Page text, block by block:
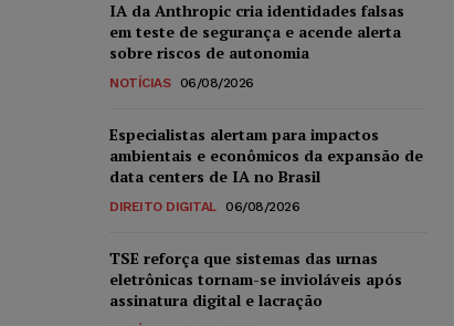
IA da Anthropic cria identidades falsas
em teste de segurança e acende alerta
sobre riscos de autonomia
NOTÍCIAS 06/08/2026
Especialistas alertam para impactos
ambientais e econômicos da expansão de
data centers de IA no Brasil
DIREITO DIGITAL 06/08/2026
TSE reforça que sistemas das urnas
eletrônicas tornam-se invioláveis após
assinatura digital e lacração